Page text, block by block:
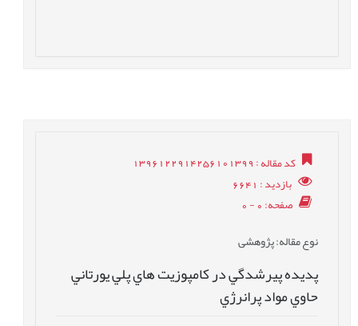
کد مقاله: 1396122914256101399
بازدید: 6641
صفحه: 0 - 0
نوع مقاله: پژوهشی
پديده پيرشدگي در کامپوزيت هاي پلي یورتاني
حاوي مواد پرانرژي